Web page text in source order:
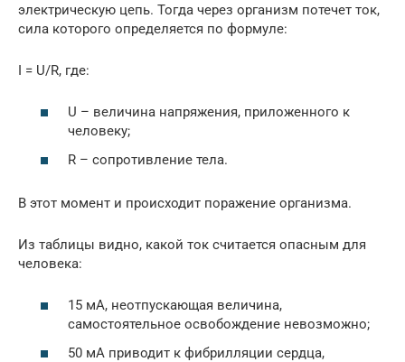
электрическую цепь. Тогда через организм потечет ток,
сила которого определяется по формуле:
I = U/R, где:
U – величина напряжения, приложенного к
человеку;
R – сопротивление тела.
В этот момент и происходит поражение организма.
Из таблицы видно, какой ток считается опасным для
человека:
15 мА, неотпускающая величина,
самостоятельное освобождение невозможно;
50 мА приводит к фибрилляции сердца,